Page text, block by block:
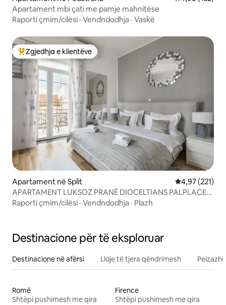
Apartament mbi çati me pamje mahnitëse
Raporti çmim/cilësi · Vendndodhja · Vaskë
Më të mirat e zgjedhjeve të klientëve
Zgjedhja e klientëve
Apartament në Split Vlerësimi
4,97 (221)
APARTAMENT LUKSOZ PRANË DIOCELTIANS PALPLACE}
ER
Raporti çmim/cilësi · Vendndodhja · Plazh
Destinacione për të eksploruar
Destinacione në afërsi Lloje të tjera qëndrimesh
Romë
Shtëpi pushimesh me qira
Firence
Shtëpi pushimesh me qira